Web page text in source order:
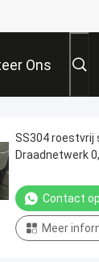
Ons
SS304 roestvrij
Draadnetwerk
Contact
Meer